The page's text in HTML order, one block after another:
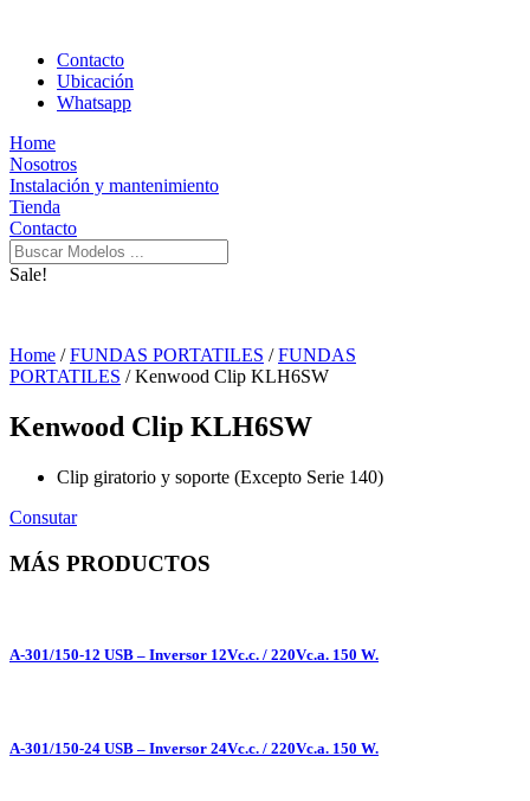
Contacto
Ubicación
Whatsapp
Home
Nosotros
Instalación y mantenimiento
Tienda
Contacto
Sale!
Home /FUNDAS PORTATILES /FUNDAS
PORTATILES / Kenwood Clip KLH6SW
Kenwood Clip KLH6SW
Clip giratorio y soporte (Excepto Serie 140)
Consutar
MÁS PRODUCTOS
A-301/150-12 USB – Inversor 12Vc.c. / 220Vc.a. 150 W.
A-301/150-24 USB – Inversor 24Vc.c. / 220Vc.a. 150 W.